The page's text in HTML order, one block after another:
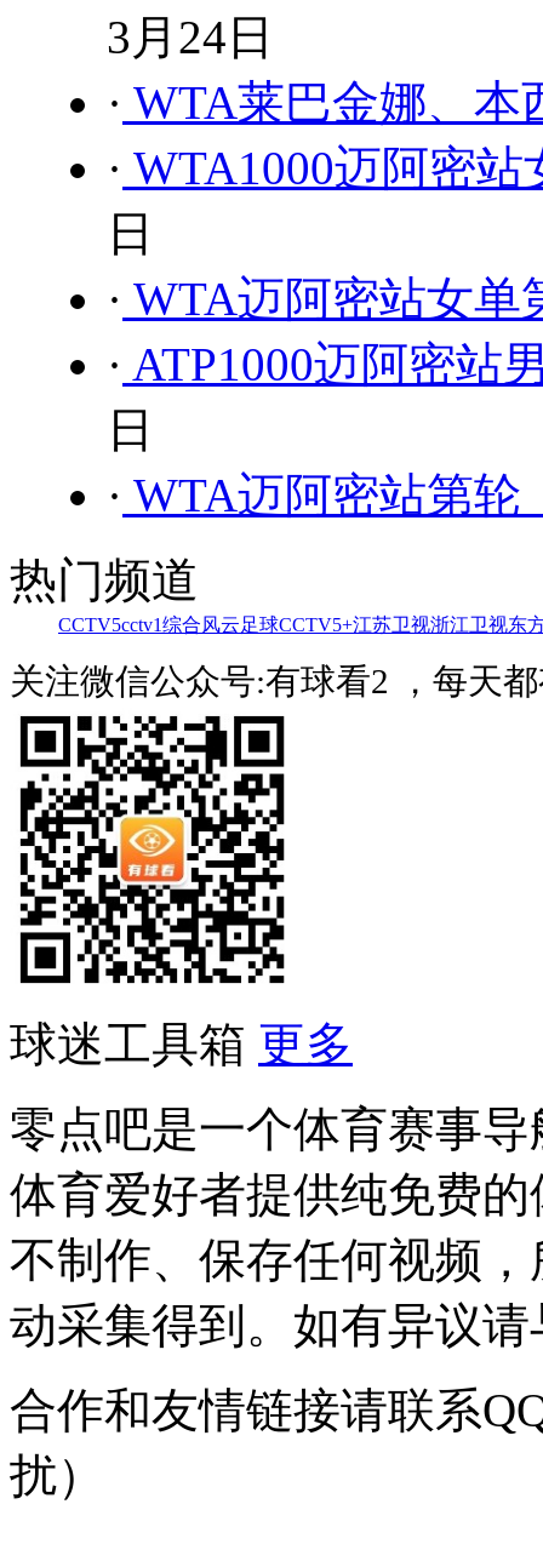
3月24日
· WTA莱巴金娜、
· WTA1000迈阿密
日
· WTA迈阿密站女
· ATP1000迈阿密站
日
· WTA迈阿密站第
热门频道
CCTV5cctv1综合风云足球CCTV5+江苏卫视浙江卫视东
关注微信公众号:有球看2 ，每天
球迷工具箱 更多
零点吧是一个体育赛事
体育爱好者提供纯免费
不制作、保存任何视频
动采集得到。如有异议
合作和友情链接请联系
扰）